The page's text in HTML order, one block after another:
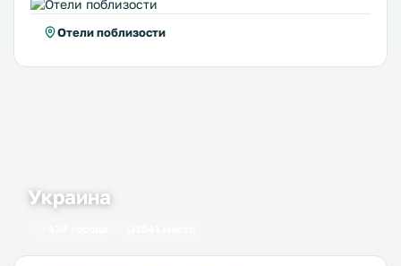
Отели поблизости
Украина